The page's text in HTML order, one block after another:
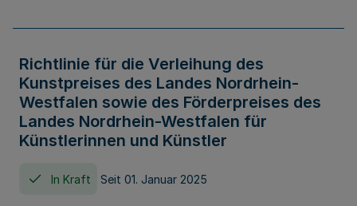
Richtlinie für die Verleihung des
Kunstpreises des Landes Nordrhein-
Westfalen sowie des Förderpreises des
Landes Nordrhein-Westfalen für
Künstlerinnen und Künstler
In Kraft Seit 01. Januar 2025